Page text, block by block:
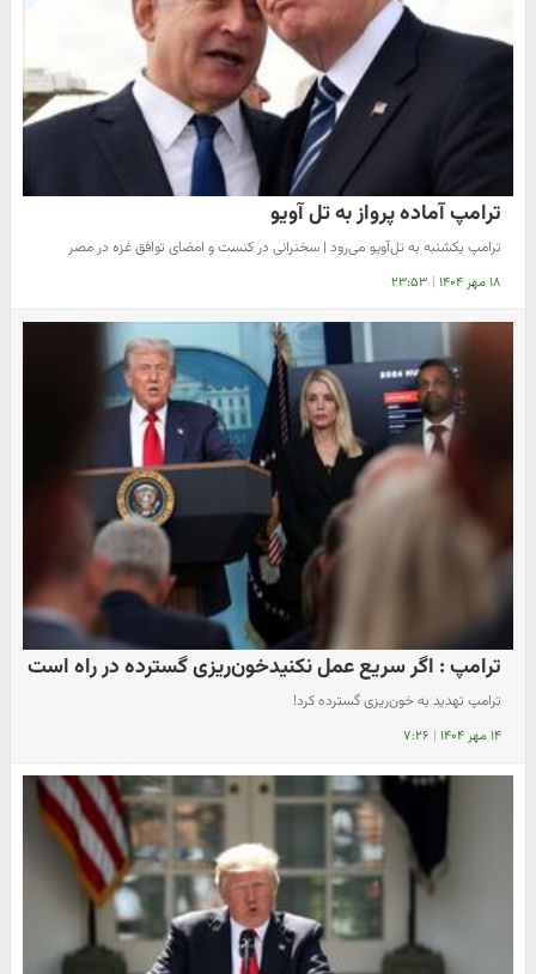
ترامپ آماده پرواز به تل آویو
ترامپ یکشنبه به تل‌آویو می‌رود | سخنرانی در کنست و امضای توافق غزه در مصر
۱۸ مهر ۱۴۰۴ | ۲۳:۵۳
ترامپ : اگر سریع عمل نکنیدخون‌ریزی گسترده‌ در راه است
ترامپ تهدید به خون‌ریزی گسترده‌ کرد!
۱۴ مهر ۱۴۰۴ | ۷:۲۶